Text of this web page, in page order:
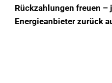
Rückzahlungen freuen –
Energieanbieter zurück